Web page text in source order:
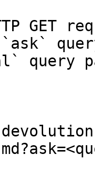
GET
query